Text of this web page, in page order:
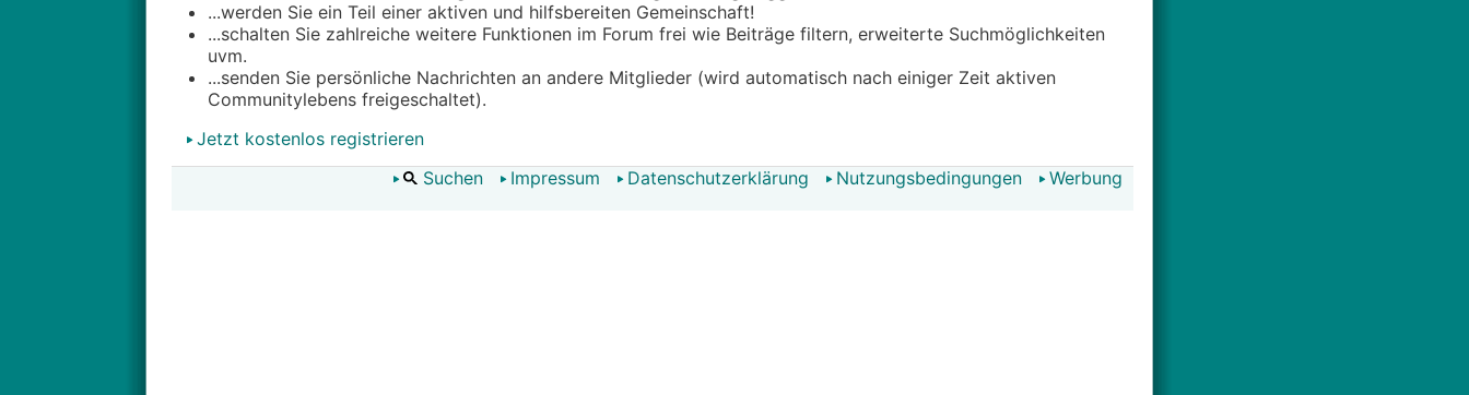
...werden Sie ein Teil einer aktiven und hilfsbereiten Gemeinschaft!
...schalten Sie zahlreiche weitere Funktionen im Forum frei wie Beiträge filtern, erweiterte Suchmöglichkeiten
uvm.
...senden Sie persönliche Nachrichten an andere Mitglieder (wird automatisch nach einiger Zeit aktiven
Communitylebens freigeschaltet).
Jetzt kostenlos registrieren
Suchen
Impressum Datenschutzerklärung Nutzungsbedingungen Werbung